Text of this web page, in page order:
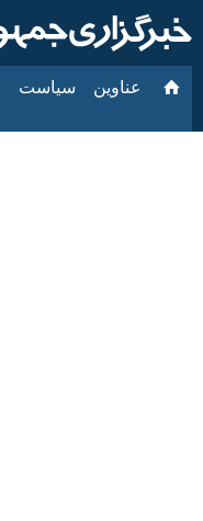
عناوین‌ سیاست